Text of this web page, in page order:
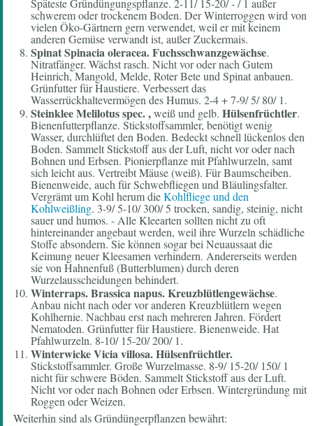
Späteste Gründüngungspflanze. 2-11/ 15-20/ - / 1 außer
schwerem oder trockenem Boden. Der Winterroggen wird von
vielen Öko-Gärtnern gern verwendet, weil er mit keinem
anderen Gemüse verwandt ist, außer Zuckermais.
Spinat Spinacia oleracea.Fuchsschwanzgewächse.
Nitratfänger. Wächst rasch. Nicht vor oder nach Gutem
Heinrich, Mangold, Melde, Roter Bete und Spinat anbauen.
Grünfutter für Haustiere. Verbessert das
Wasserrückhaltevermögen des Humus. 2-4 + 7-9/ 5/ 80/ 1.
SteinkleeMelilotus spec. ,weiß und gelb. Hülsenfrüchtler.
Bienenfutterpflanze. Stickstoffsammler, benötigt wenig
Wasser, durchlüftet den Boden. Bedeckt schnell lückenlos den
Boden. Sammelt Stickstoff aus der Luft, nicht vor oder nach
Bohnen und Erbsen. Pionierpflanze mit Pfahlwurzeln, samt
sich leicht aus. Vertreibt Mäuse (weiß). Für Baumscheiben.
Bienenweide, auch für Schwebfliegen und Bläulingsfalter.
Vergrämt um Kohl herum dieKohlfliege und den
Kohlweißling. 3-9/ 5-10/ 300/ 5 trocken, sandig, steinig, nicht
sauer und humos. - Alle Kleearten sollten nicht zu oft
hintereinander angebaut werden, weil ihre Wurzeln schädliche
Stoffe absondern. Sie können sogar bei Neuaussaat die
Keimung neuer Kleesamen verhindern. Andererseits werden
sie von Hahnenfuß (Butterblumen) durch deren
Wurzelausscheidungen behindert.
Winterraps.Brassica napus. Kreuzblütlengewächse.
Anbau nicht nach oder vor anderen Kreuzblütlern wegen
Kohlhernie. Nachbau erst nach mehreren Jahren. Fördert
Nematoden. Grünfutter für Haustiere. Bienenweide. Hat
Pfahlwurzeln. 8-10/ 15-20/ 200/ 1.
Winterwicke Vicia villosa.Hülsenfrüchtler.
Stickstoffsammler. Große Wurzelmasse. 8-9/ 15-20/ 150/ 1
nicht für schwere Böden. Sammelt Stickstoff aus der Luft.
Nicht vor oder nach Bohnen oder Erbsen. Wintergründung mit
Roggen oder Weizen.
Weiterhin sind als Gründüngerpflanzen bewährt: